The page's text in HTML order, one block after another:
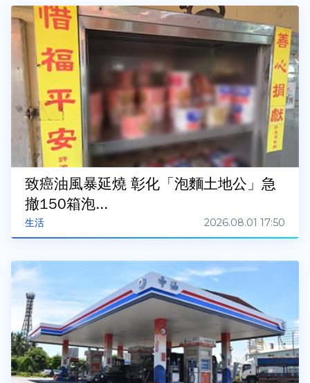
生活
致癌油風暴延燒 彰化「泡麵土地公」急
撤150箱泡...
2026.08.01 17:50